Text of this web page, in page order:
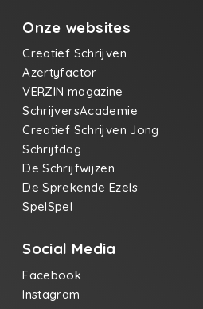
Onze websites
Creatief Schrijven
Azertyfactor
VERZIN magazine
SchrijversAcademie
Creatief Schrijven Jong
Schrijfdag
De Schrijfwijzen
De Sprekende Ezels
SpelSpel
Social Media
Facebook
Instagram